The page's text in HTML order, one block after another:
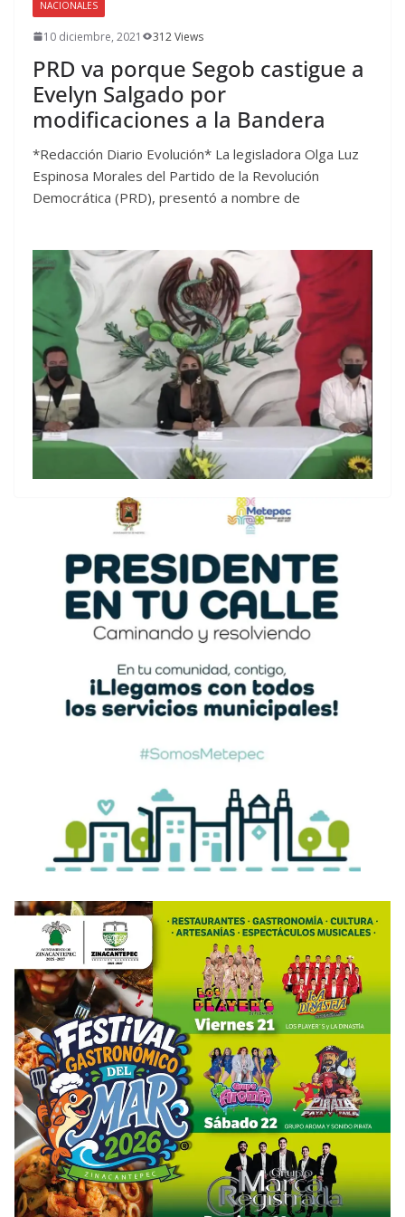
NACIONALES
10 diciembre, 2021 312 Views
PRD va porque Segob castigue a
Evelyn Salgado por
modificaciones a la Bandera
*Redacción Diario Evolución* La legisladora Olga Luz
Espinosa Morales del Partido de la Revolución
Democrática (PRD), presentó a nombre de